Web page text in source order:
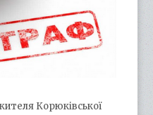
Корюківської